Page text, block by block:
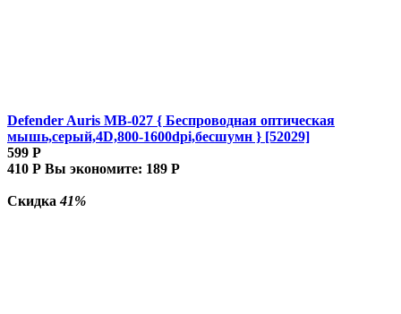
Defender Auris MB-027 { Беспроводная оптическая
мышь,серый,4D,800-1600dpi,бесшумн } [52029]
599 Р
410 Р Вы экономите: 189 Р
Скидка41%